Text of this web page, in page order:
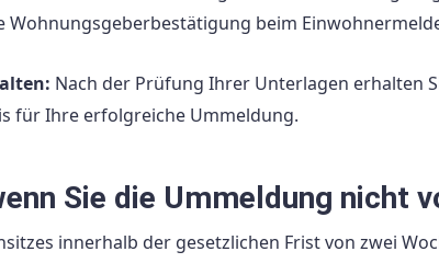
Wohnungsgeberbestätigung beim
Nach der Prüfung Ihrer Unterlagen erhalten
für Ihre erfolgreiche Ummeldung.
Sie die Ummeldung nicht
innerhalb der gesetzlichen Frist von zwei